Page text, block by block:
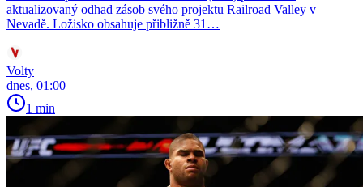
aktualizovaný odhad zásob svého projektu Railroad Valley v
Nevadě. Ložisko obsahuje přibližně 31…
Volty
dnes, 01:00
1 min